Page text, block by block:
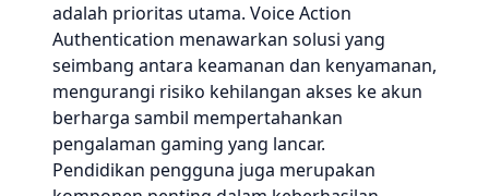
adalah prioritas utama. Voice Action
Authentication menawarkan solusi yang
seimbang antara keamanan dan kenyamanan,
mengurangi risiko kehilangan akses ke akun
berharga sambil mempertahankan
pengalaman gaming yang lancar.
Pendidikan pengguna juga merupakan